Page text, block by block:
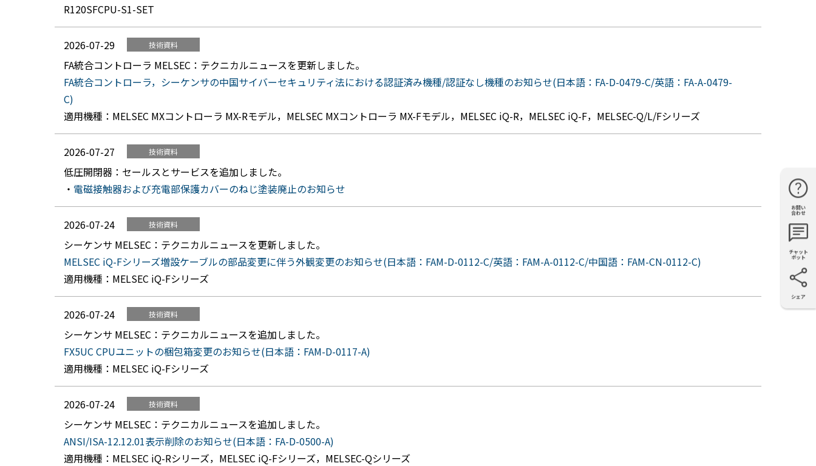
お問い
合わせ
チャット
ボット
シェア
R120SFCPU-S1-SET
2026-07-29 技術資料
FA統合コントローラ MELSEC：テクニカルニュースを更新しました。
FA統合コントローラ，シーケンサの中国サイバーセキュリティ法における認証済み機種/認証なし機種のお知らせ(日本語：FA-D-0479-C/英語：FA-A-0479-
C)
適用機種：MELSEC MXコントローラ MX-Rモデル，MELSEC MXコントローラ MX-Fモデル，MELSEC iQ-R，MELSEC iQ-F，MELSEC-Q/L/Fシリーズ
2026-07-27 技術資料
低圧開閉器：セールスとサービスを追加しました。
・ 電磁接触器および充電部保護カバーのねじ塗装廃止のお知らせ
2026-07-24 技術資料
シーケンサ MELSEC：テクニカルニュースを更新しました。
MELSEC iQ-Fシリーズ増設ケーブルの部品変更に伴う外観変更のお知らせ(日本語：FAM-D-0112-C/英語：FAM-A-0112-C/中国語：FAM-CN-0112-C)
適用機種：MELSEC iQ-Fシリーズ
2026-07-24 技術資料
シーケンサ MELSEC：テクニカルニュースを追加しました。
FX5UC CPUユニットの梱包箱変更のお知らせ(日本語：FAM-D-0117-A)
適用機種：MELSEC iQ-Fシリーズ
2026-07-24 技術資料
シーケンサ MELSEC：テクニカルニュースを追加しました。
ANSI/ISA-12.12.01表示削除のお知らせ(日本語：FA-D-0500-A)
適用機種：MELSEC iQ-Rシリーズ，MELSEC iQ-Fシリーズ，MELSEC-Qシリーズ